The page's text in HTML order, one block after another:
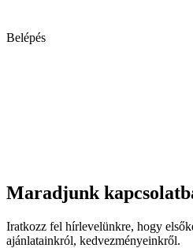
Belépés
Maradjunk
Iratkozz fel hírlevelünkre, hogy
ajánlatainkról, kedvezményeinkről.